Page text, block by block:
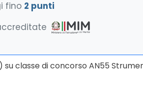
fino 2 punti
classe di concorso AN55